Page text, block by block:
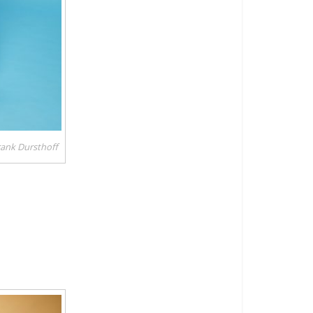
Dursthoff